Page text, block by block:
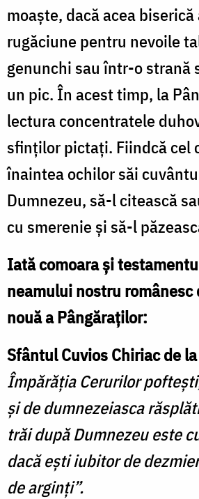
moaşte, dacă acea biserică
rugăciune pentru nevoile
genunchi sau într-o strană
un pic. În acest timp, la
lectura concentratele
sfinţilor pictați. Fiindcă cel
înaintea ochilor săi
Dumnezeu, să-l citească
cu smerenie și să-l
Iată comoara și
neamului nostru românesc
nouă a Pângăraţilor:
Sfântul Cuvios Chiriac de
Împărăţia Cerurilor
şi de dumnezeiasca
trăi după Dumnezeu este
dacă eşti iubitor de
de arginţi”.